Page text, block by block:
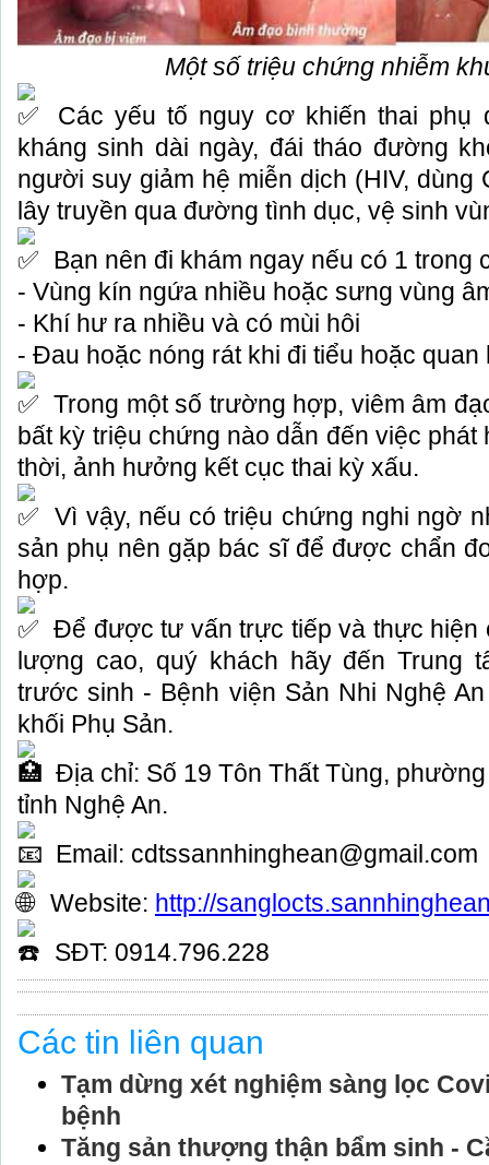
Một số triệu chứng nhiễm
Các yếu tố nguy cơ khiến thai phụ
kháng sinh dài ngày, đái tháo đường
người suy giảm hệ miễn dịch (HIV, dùng
lây truyền qua đường tình dục, vệ sinh
Bạn nên đi khám ngay nếu có 1 trong
- Vùng kín ngứa nhiều hoặc sưng vùng
- Khí hư ra nhiều và có mùi hôi
- Đau hoặc nóng rát khi đi tiểu hoặc quan
Trong một số trường hợp, viêm âm
bất kỳ triệu chứng nào dẫn đến việc phát
thời, ảnh hưởng kết cục thai kỳ xấu.
Vì vậy, nếu có triệu chứng nghi ngờ
sản phụ nên gặp bác sĩ để được chẩn
hợp.
Để được tư vấn trực tiếp và thực hiện
lượng cao, quý khách hãy đến Trung
trước sinh - Bệnh viện Sản Nhi Nghệ
khối Phụ Sản.
Địa chỉ: Số 19 Tôn Thất Tùng,
tỉnh Nghệ An.
Email: cdtssannhinghean@gmail.com
Website: http://
SĐT: 0914.796.228
Các tin liên quan
Tạm dừng xét nghiệm sàng lọc
bệnh
Tăng sản thượng thận bẩm sinh -